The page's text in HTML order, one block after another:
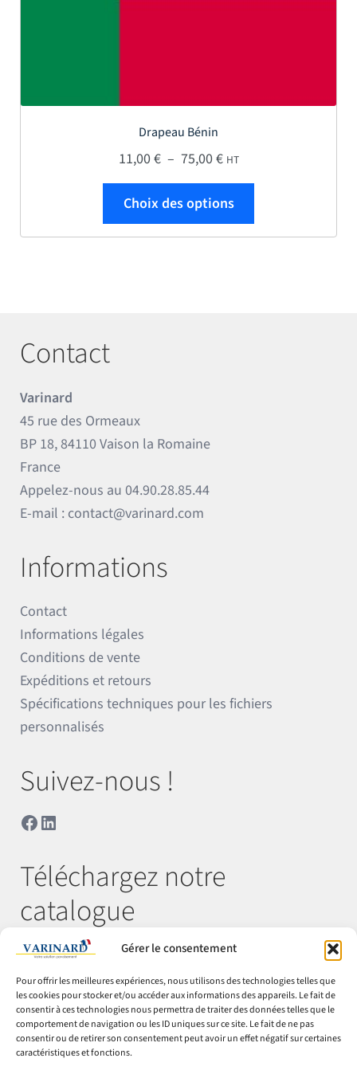
Gérer le consentement
Pour offrir les meilleures expériences, nous utilisons des technologies telles que
les cookies pour stocker et/ou accéder aux informations des appareils. Le fait de
consentir à ces technologies nous permettra de traiter des données telles que le
comportement de navigation ou les ID uniques sur ce site. Le fait de ne pas
consentir ou de retirer son consentement peut avoir un effet négatif sur certaines
caractéristiques et fonctions.
Drapeau Bénin
11,00€ – 75,00€Plage de prix : 11,00 €
HT
Choix des options
Contact
Varinard
45 rue des Ormeaux
BP 18, 84110 Vaison la Romaine
France
Appelez-nous au04.90.28.85.44
E-mail : contact@varinard.com
Informations
Contact
Informations légales
Conditions de vente
Expéditions et retours
Spécifications techniques pour les fichiers
personnalisés
Suivez-nous !
Facebook
LinkedIn
Téléchargez notre
catalogue
© Varinard 2026